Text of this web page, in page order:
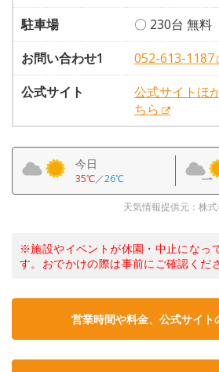
駐車場
〇 230台 無料
お問い合わせ1
052-613-1187
公式サイト
公式サイトほ
ちら
今日
35℃／26℃
天気情報提供元：株
※施設やイベントが休園・中止になっ
す。おでかけの際は事前にご確認くだ
営業時間や料金、公式サイト